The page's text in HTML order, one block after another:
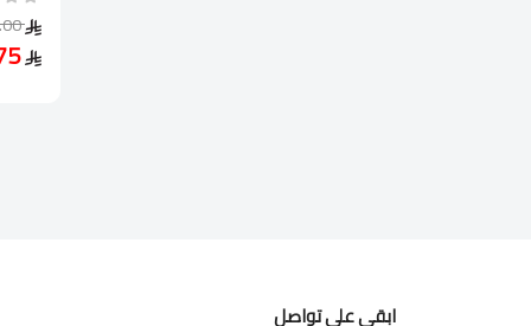
81.00
60.75
ابقى على تواصل